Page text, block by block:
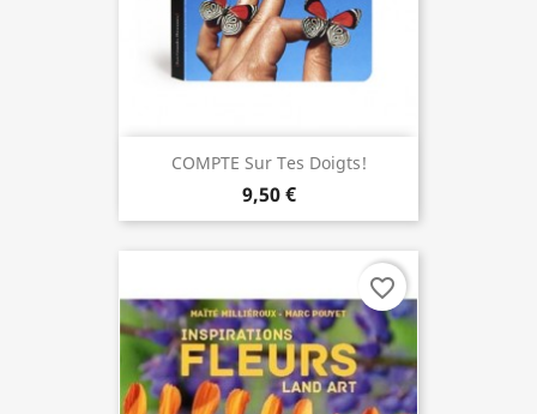
COMPTE Sur Tes Doigts!
9,50 €
favorite_border